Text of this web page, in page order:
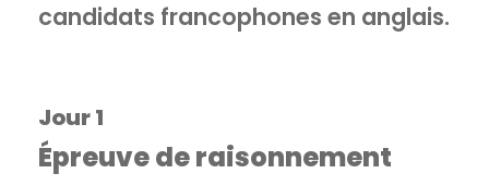
candidats francophones en anglais.
Jour 1
Épreuve de raisonnement